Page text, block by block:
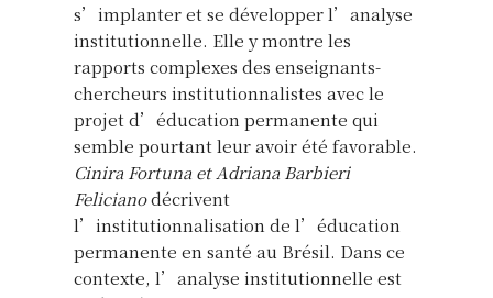
s’implanter et se développer l’analyse
institutionnelle. Elle y montre les
rapports complexes des enseignants-
chercheurs institutionnalistes avec le
projet d’éducation permanente qui
semble pourtant leur avoir été favorable.
Cinira Fortuna et Adriana Barbieri
Felicianodécrivent
l’institutionnalisation de l’éducation
permanente en santé au Brésil. Dans ce
contexte, l’analyse institutionnelle est